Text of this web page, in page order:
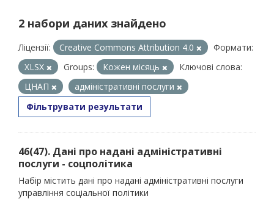
2 набори даних знайдено
Ліцензії: Creative Commons Attribution 4.0
Формати:
XLSX
Groups: Кожен місяць
Ключові слова:
ЦНАП
адміністративні послуги
Фільтрувати результати
46(47). Дані про надані адміністративні
послуги - соцполітика
Набір містить дані про надані адміністративні послуги
управління соціальної політики